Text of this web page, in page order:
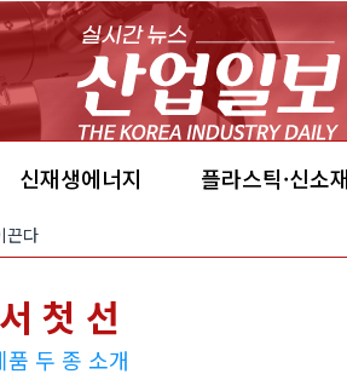
신재생에너지 플라스틱·신소재
끈다
첫 선
두 종 소개